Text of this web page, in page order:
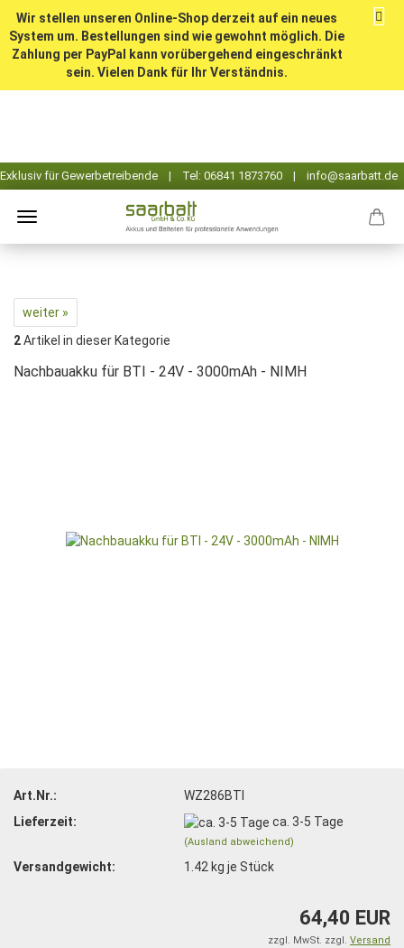
Wir stellen unseren Online-Shop derzeit auf ein neues
System um. Bestellungen sind wie gewohnt möglich. Die
Zahlung per PayPal kann vorübergehend eingeschränkt
sein. Vielen Dank für Ihr Verständnis.
weiter »
2Artikel in dieser Kategorie
Nachbauakku für BTI - 24V - 3000mAh - NIMH
Art.Nr.:
WZ286BTI
Lieferzeit:
ca. 3-5 Tage
(Ausland abweichend)
Versandgewicht: 1.42 kg je Stück
64,40 EUR
zzgl. MwSt. zzgl. Versand